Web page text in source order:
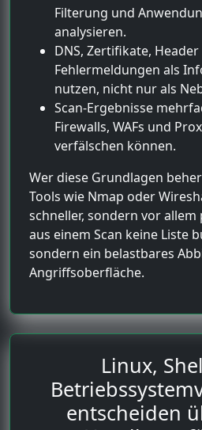
Filterung und
analysieren.
DNS, Zertifikate,
Fehlermeldungen als
nutzen, nicht nur als
Scan-Ergebnisse
Firewalls, WAFs und
verfälschen können.
Wer diese Grundlagen
Tools wie Nmap oder
schneller, sondern vor allem
aus einem Scan keine Liste
sondern ein belastbares
Angriffsoberfläche.
Linux,
entscheiden